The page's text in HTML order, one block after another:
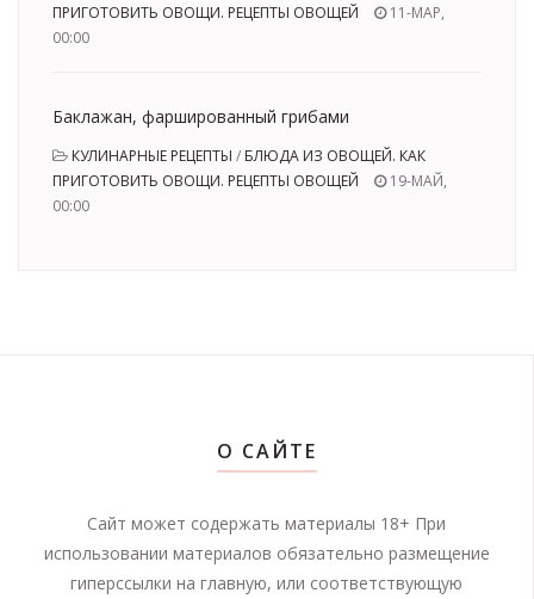
ПРИГОТОВИТЬ ОВОЩИ. РЕЦЕПТЫ ОВОЩЕЙ
11-МАР,
00:00
Баклажан, фаршированный грибами
КУЛИНАРНЫЕ РЕЦЕПТЫ / БЛЮДА ИЗ ОВОЩЕЙ. КАК
ПРИГОТОВИТЬ ОВОЩИ. РЕЦЕПТЫ ОВОЩЕЙ
19-МАЙ,
00:00
О САЙТЕ
Сайт может содержать материалы 18+ При
использовании материалов обязательно размещение
гиперссылки на главную, или соответствующую